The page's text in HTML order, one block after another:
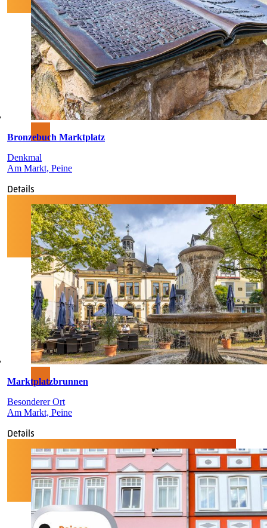
Bronzebuch Marktplatz
Denkmal
Am Markt, Peine
Details
Marktplatzbrunnen
Besonderer Ort
Am Markt, Peine
Details